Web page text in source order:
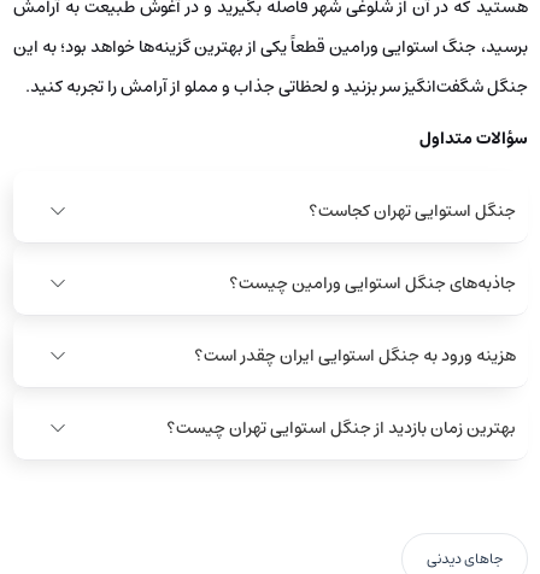
هستید که در آن از شلوغی شهر فاصله بگیرید و در آغوش طبیعت به آرامش
برسید، جنگ استوایی ورامین قطعاً یکی از بهترین گزینه‌ها خواهد بود؛ به این
جنگل شگفت‌انگیز سر بزنید و لحظاتی جذاب و مملو از آرامش را تجربه کنید.
سؤالات متداول
جنگل استوایی تهران کجاست؟
جاذبه‌های جنگل استوایی ورامین چیست؟
هزینه ورود به جنگل استوایی ایران چقدر است؟
بهترین زمان بازدید از جنگل استوایی تهران چیست؟
جاهای دیدنی